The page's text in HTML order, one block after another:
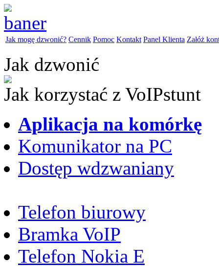
Jak mogę dzwonić? Cennik Pomoc Kontakt Panel Klienta Załóż
Jak dzwonić
Jak korzystać z VoIPstunt
Aplikacja na komórkę
Komunikator na PC
Dostęp wdzwaniany
Telefon biurowy
Bramka VoIP
Telefon Nokia E